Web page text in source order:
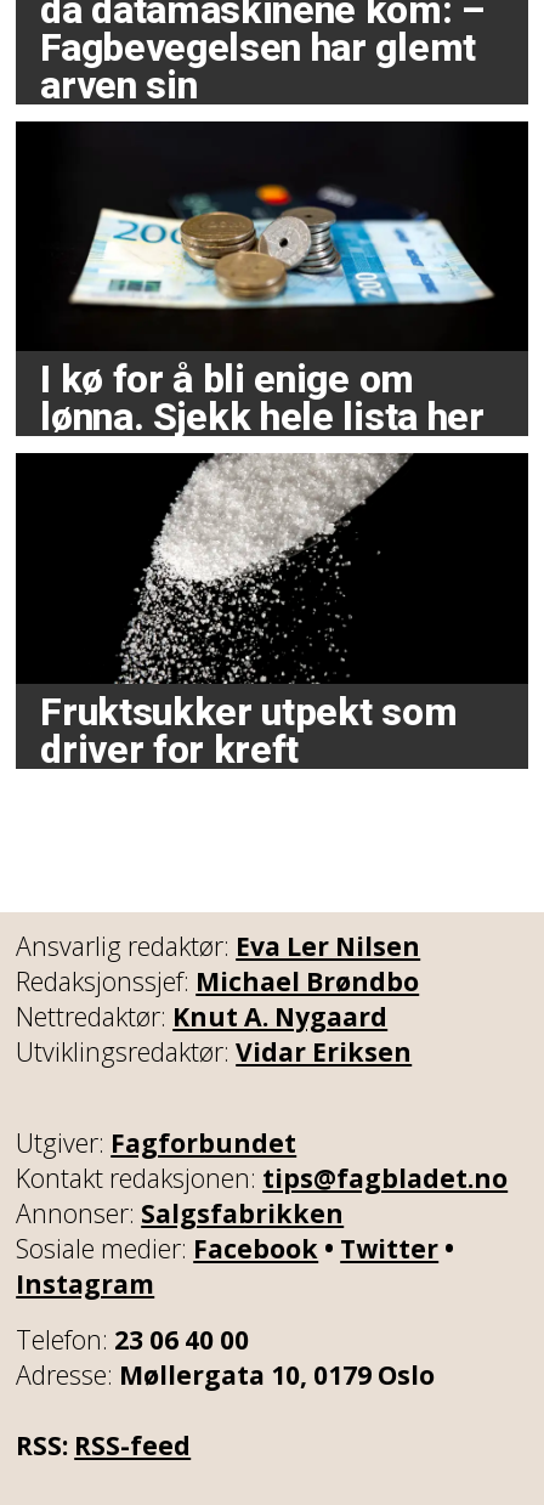
da datamaskinene kom: –
Fagbevegelsen har glemt
arven sin
I kø for å bli enige om
lønna. Sjekk hele lista her
Fruktsukker utpekt som
driver for kreft
Ansvarlig redaktør: Eva Ler Nilsen
Redaksjonssjef: Michael Brøndbo
Nettredaktør: Knut A. Nygaard
Utviklingsredaktør:Vidar Eriksen
Utgiver: Fagforbundet
Kontakt redaksjonen: tips@fagbladet.no
Annonser: Salgsfabrikken
Sosiale medier: Facebook • Twitter •
Instagram
Telefon: 23 06 40 00
Adresse: Møllergata 10, 0179 Oslo
RSS: RSS-feed